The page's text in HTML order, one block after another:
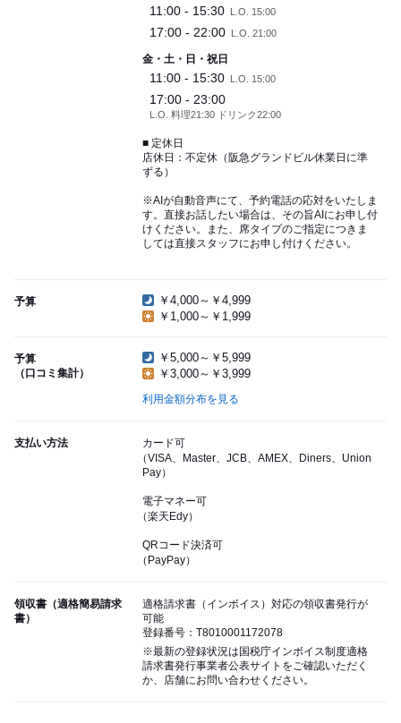
11:00 - 15:30 L.O. 15:00
17:00 - 22:00 L.O. 21:00
金・土・日・祝日
11:00 - 15:30 L.O. 15:00
17:00 - 23:00
L.O. 料理21:30 ドリンク22:00
■ 定休日
店休日：不定休（阪急グランドビル休業日に準
ずる）
※AIが自動音声にて、予約電話の応対をいたしま
す。直接お話したい場合は、その旨AIにお申し付
けください。また、席タイプのご指定につきま
しては直接スタッフにお申し付けください。
予算
￥4,000～￥4,999
￥1,000～￥1,999
予算
（口コミ集計）
￥5,000～￥5,999
￥3,000～￥3,999
利用金額分布を見る
支払い方法
カード可
（VISA、Master、JCB、AMEX、Diners、Union
Pay）
電子マネー可
（楽天Edy）
QRコード決済可
（PayPay）
領収書（適格簡易請求
書）
適格請求書（インボイス）対応の領収書発行が
可能
登録番号：T8010001172078
※最新の登録状況は国税庁インボイス制度適格
請求書発行事業者公表サイトをご確認いただく
か、店舗にお問い合わせください。